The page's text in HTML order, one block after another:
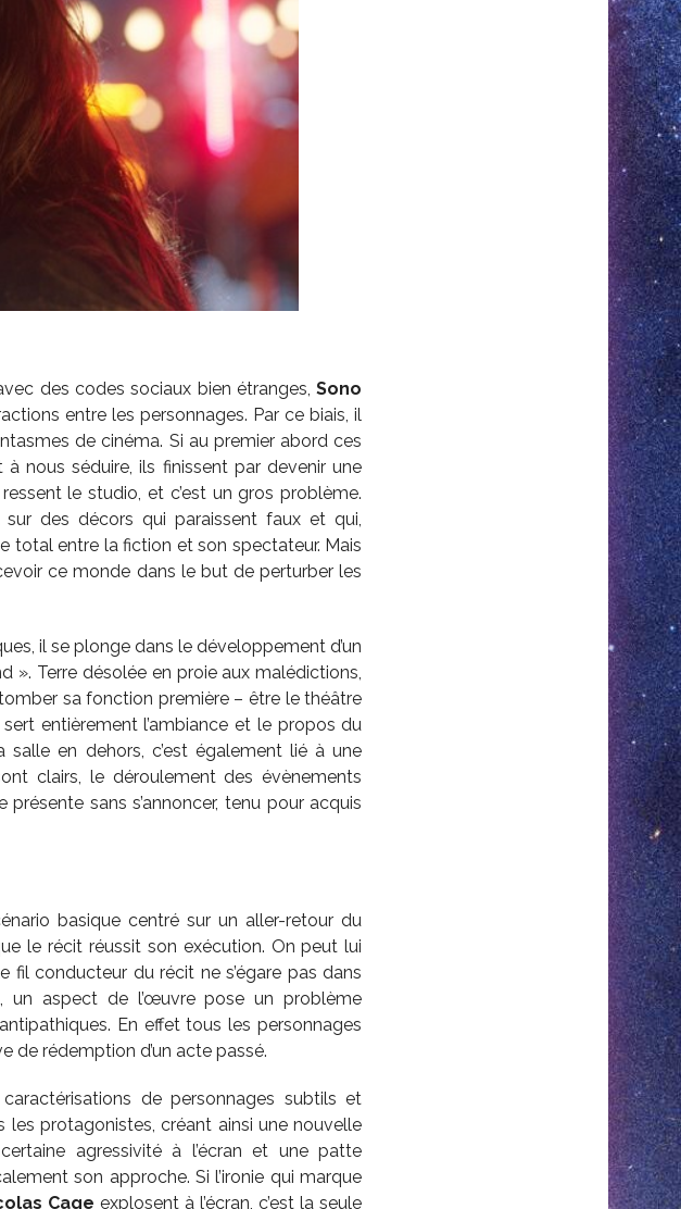
des codes sociaux bien étranges,Sono
entre les personnages. Par ce biais, il
de cinéma. Si au premier abord ces
nous séduire, ils finissent par devenir une
le studio, et c’est un gros problème.
des décors qui paraissent faux et qui,
total entre la fiction et son spectateur. Mais
ce monde dans le but de perturber les
il se plonge dans le développement d’un
». Terre désolée en proie aux malédictions,
sa fonction première – être le théâtre
entièrement l’ambiance et le propos du
en dehors, c’est également lié à une
clairs, le déroulement des évènements
sans s’annoncer, tenu pour acquis
basique centré sur un aller-retour du
le récit réussit son exécution. On peut lui
conducteur du récit ne s’égare pas dans
un aspect de l’œuvre pose un problème
En effet tous les personnages
de rédemption d’un acte passé.
de personnages subtils et
protagonistes, créant ainsi une nouvelle
agressivité à l’écran et une patte
son approche. Si l’ironie qui marque
Cage explosent à l’écran, c’est la seule